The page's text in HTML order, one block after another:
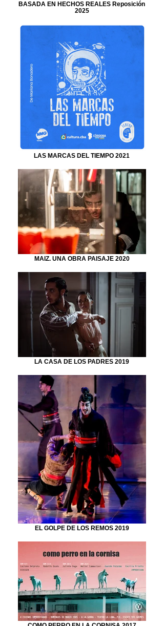
BASADA EN HECHOS REALES Reposición
2025
LAS MARCAS DEL TIEMPO 2021
MAIZ. UNA OBRA PAISAJE 2020
LA CASA DE LOS PADRES 2019
EL GOLPE DE LOS REMOS 2019